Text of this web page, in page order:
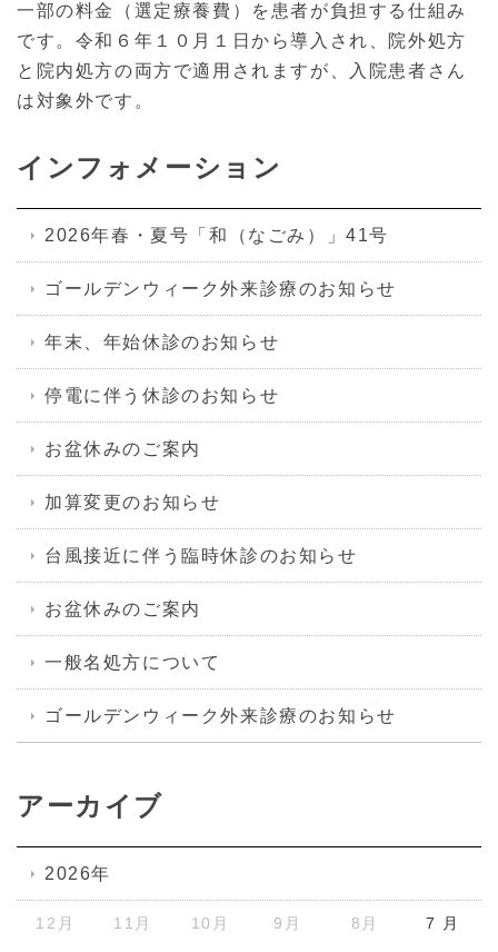
一部の料金（選定療養費）を患者が負担する仕組み
です。令和６年１０月１日から導入され、院外処方
と院内処方の両方で適用されますが、入院患者さん
は対象外です。
インフォメーション
2026年春・夏号「和（なごみ）」41号
ゴールデンウィーク外来診療のお知らせ
年末、年始休診のお知らせ
停電に伴う休診のお知らせ
お盆休みのご案内
加算変更のお知らせ
台風接近に伴う臨時休診のお知らせ
お盆休みのご案内
一般名処方について
ゴールデンウィーク外来診療のお知らせ
アーカイブ
2026年
12月 11月 10月 9月 8月 7 月